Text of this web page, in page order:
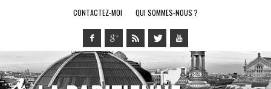
CONTACTEZ-MOI QUI SOMMES-NOUS ?